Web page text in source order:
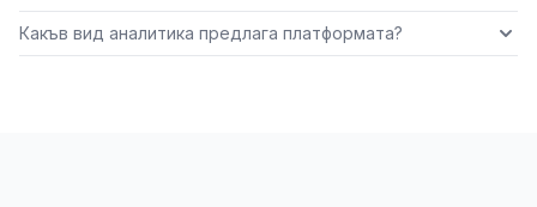
Какъв вид аналитика предлага платформата?